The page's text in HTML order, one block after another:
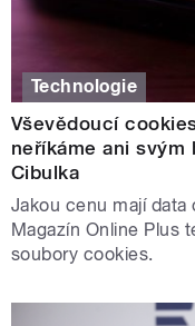
Technologie
Vševědoucí
neříkáme ani svým
Cibulka
Jakou cenu mají
Magazín Online Plus
soubory cookies.